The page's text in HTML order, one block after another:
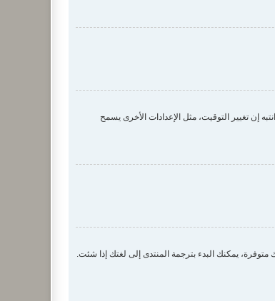
إن تغيير التوقيت، مثل الإعدادات الأخرى يسمح
يمكنك البدء بترجمة المنتدى إلى لغتك إذا شئت.